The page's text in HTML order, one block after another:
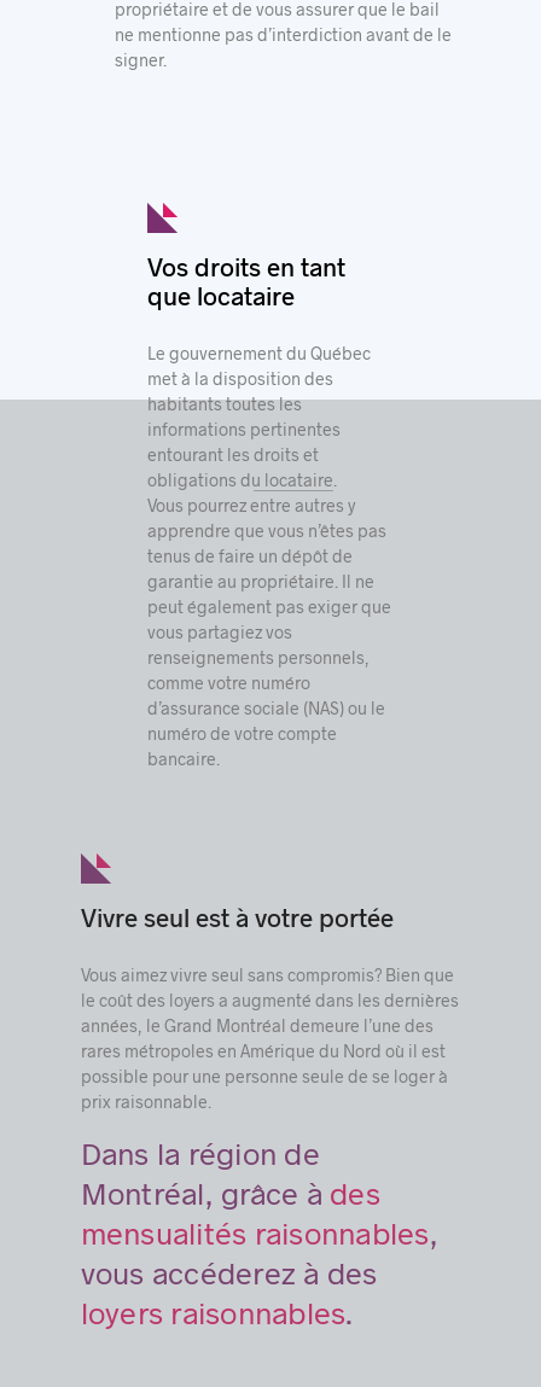
propriétaire et de vous assurer que le bail
ne mentionne pas d’interdiction avant de le
signer.
Vos droits en tant
que locataire
Le gouvernement du Québec
met à la disposition des
habitants toutes les
informations pertinentes
entourant les droits et
obligations du locataire
Vous pourrez entre autres y
apprendre que vous n’êtes pas
tenus de faire un dépôt de
garantie au propriétaire. Il ne
peut également pas exiger que
vous partagiez vos
renseignements personnels,
comme votre numéro
d’assurance sociale (NAS) ou le
numéro de votre compte
bancaire.
Vivre seul est à votre portée
Vous aimez vivre seul sans compromis? Bien que
le coût des loyers a augmenté dans les dernières
années, le Grand Montréal demeure l’une des
rares métropoles en Amérique du Nord où il est
possible pour une personne seule de se loger à
prix raisonnable.
Dans la région de
Montréal, grâce à des
mensualités raisonnables,
vous accéderez à des
loyers raisonnables.